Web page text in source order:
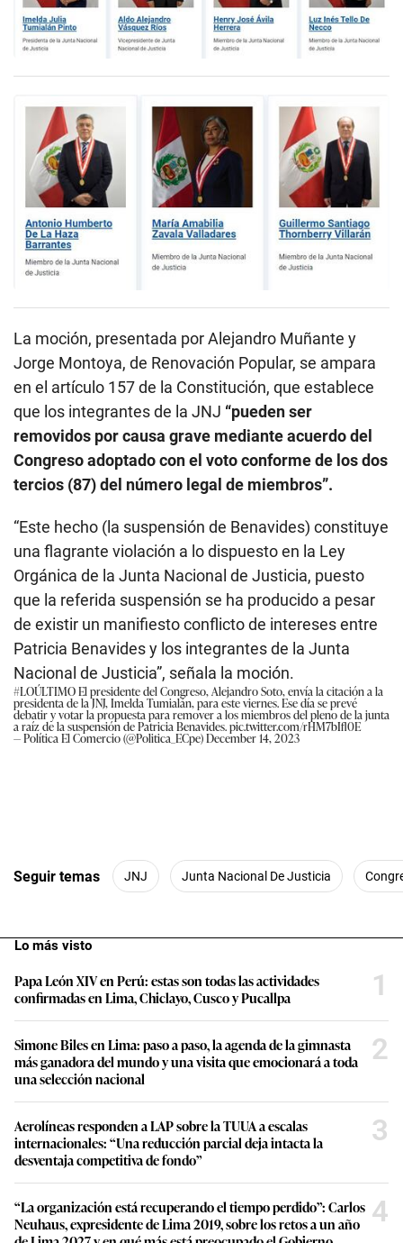
La moción, presentada por Alejandro Muñante y
Jorge Montoya, de Renovación Popular, se ampara
en el artículo 157 de la Constitución, que establece
que los integrantes de la JNJ “pueden ser
removidos por causa grave mediante acuerdo del
Congreso adoptado con el voto conforme de los dos
tercios (87) del número legal de miembros”.
“Este hecho (la suspensión de Benavides) constituye
una flagrante violación a lo dispuesto en la Ley
Orgánica de la Junta Nacional de Justicia, puesto
que la referida suspensión se ha producido a pesar
de existir un manifiesto conflicto de intereses entre
Patricia Benavides y los integrantes de la Junta
Nacional de Justicia”, señala la moción.
#LOÚLTIMOEl presidente del Congreso, Alejandro Soto, envía la citación a la
presidenta de la JNJ, Imelda Tumialán, para este viernes. Ese día se prevé
debatir y votar la propuesta para remover a los miembros del pleno de la junta
a raíz de la suspensión de Patricia Benavides.pic.twitter.com/rHM7bIfl0E
— Política El Comercio (@Politica_ECpe)December 14, 2023
Seguir temas JNJ Junta Nacional De Justicia
Lo más visto
Papa León XIV en Perú: estas son todas las actividades
confirmadas en Lima, Chiclayo, Cusco y Pucallpa
1
Simone Biles en Lima: paso a paso, la agenda de la gimnasta
más ganadora del mundo y una visita que emocionará a toda
una selección nacional
2
Aerolíneas responden a LAP sobre la TUUA a escalas
internacionales: “Una reducción parcial deja intacta la
desventaja competitiva de fondo”
3
“La organización está recuperando el tiempo perdido”: Carlos
Neuhaus, expresidente de Lima 2019, sobre los retos a un año
4